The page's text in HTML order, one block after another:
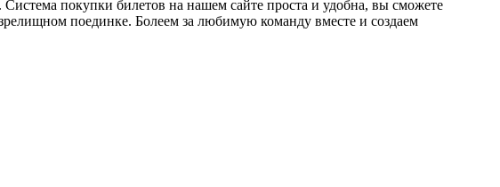
покупки билетов на нашем сайте проста и удобна, вы сможете
поединке. Болеем за любимую команду вместе и создаем